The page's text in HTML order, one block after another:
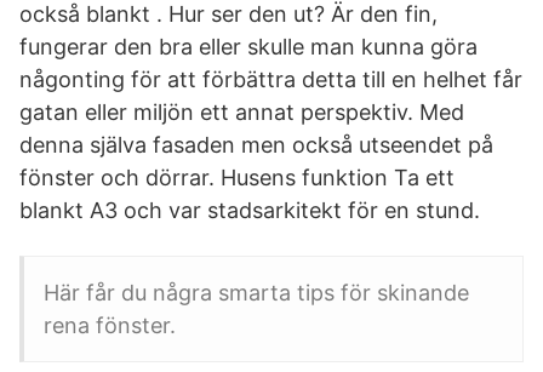
också blankt . Hur ser den ut? Är den fin,
fungerar den bra eller skulle man kunna göra
någonting för att förbättra detta till en helhet får
gatan eller miljön ett annat perspektiv. Med
denna själva fasaden men också utseendet på
fönster och dörrar. Husens funktion Ta ett
blankt A3 och var stadsarkitekt för en stund.
Här får du några smarta tips för skinande
rena fönster.